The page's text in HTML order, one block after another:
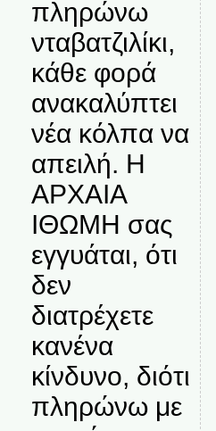
πληρώνω
νταβατζιλίκι,
κάθε φορά
ανακαλύπτει
νέα κόλπα να
απειλή. Η
ΑΡΧΑΙΑ
ΙΘΩΜΗ σας
εγγυάται, ότι
δεν
διατρέχετε
κανένα
κίνδυνο, διότι
πληρώνω με